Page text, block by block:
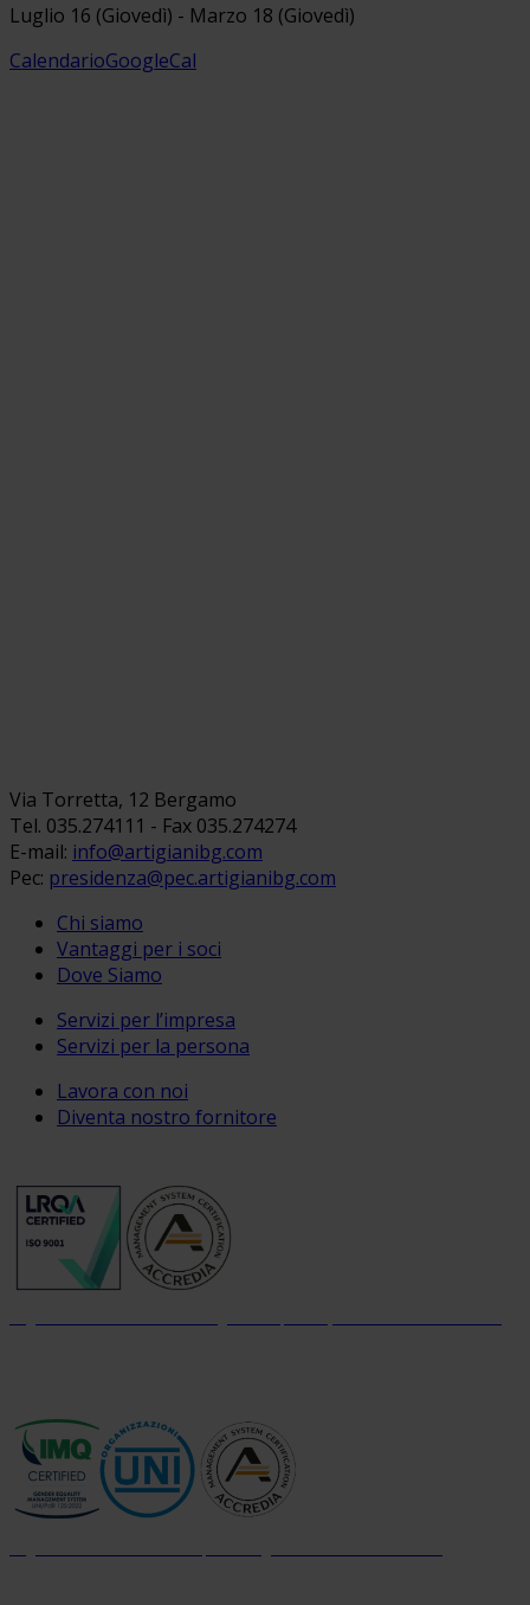
Luglio 16 (Giovedì) - Marzo 18 (Giovedì)
CalendarioGoogleCal
Via Torretta, 12 Bergamo
Tel. 035.274111 - Fax 035.274274
E-mail: info@artigianibg.com
Pec: presidenza@pec.artigianibg.com
Chi siamo
Vantaggi per i soci
Dove Siamo
Servizi per l’impresa
Servizi per la persona
Lavora con noi
Diventa nostro fornitore